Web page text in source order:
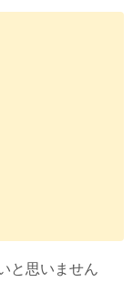
と思いません